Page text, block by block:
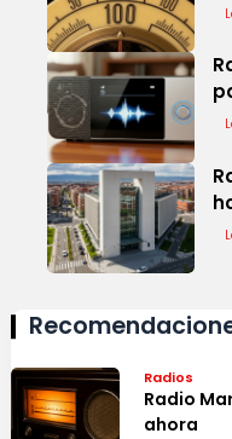
Radios
Radio
ahora